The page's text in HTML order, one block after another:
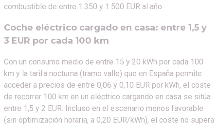
combustible de entre 1.350 y 1.500 EUR al año.
Coche eléctrico cargado en casa: entre 1,5 y
3 EUR por cada 100 km
Con un consumo medio de entre 15 y 20 kWh por cada 100
km y la tarifa nocturna (tramo valle) que en España permite
acceder a precios de entre 0,06 y 0,10 EUR por kWh, el coste
de recorrer 100 km en un eléctrico cargando en casa se sitúa
entre 1,5 y 2 EUR. Incluso en el escenario menos favorable
(sin optimización horaria, a 0,20 EUR/kWh), el coste no supera